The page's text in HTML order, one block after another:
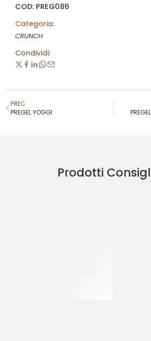
COD: PREG086
Categoria:
CRUNCH
Condividi:
PREC
PREGEL YOGGI
Prodotti